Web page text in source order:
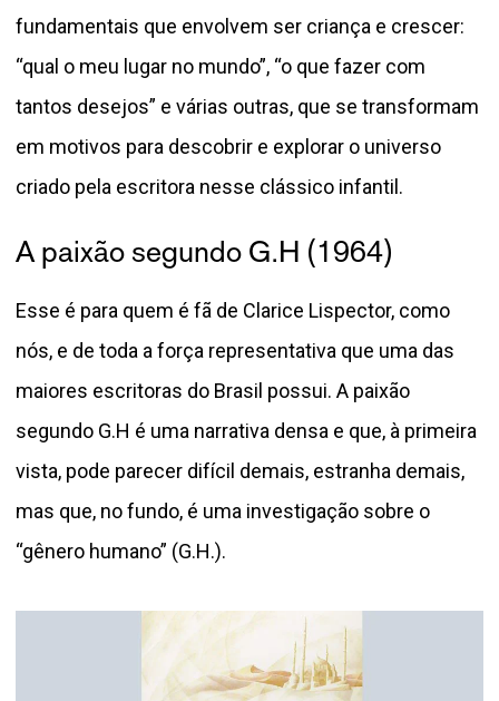
fundamentais que envolvem ser criança e crescer:
“qual o meu lugar no mundo”, “o que fazer com
tantos desejos” e várias outras, que se transformam
em motivos para descobrir e explorar o universo
criado pela escritora nesse clássico infantil.
A paixão segundo G.H (1964)
Esse é para quem é fã de Clarice Lispector, como
nós, e de toda a força representativa que uma das
maiores escritoras do Brasil possui. A paixão
segundo G.H é uma narrativa densa e que, à primeira
vista, pode parecer difícil demais, estranha demais,
mas que, no fundo, é uma investigação sobre o
“gênero humano” (G.H.).